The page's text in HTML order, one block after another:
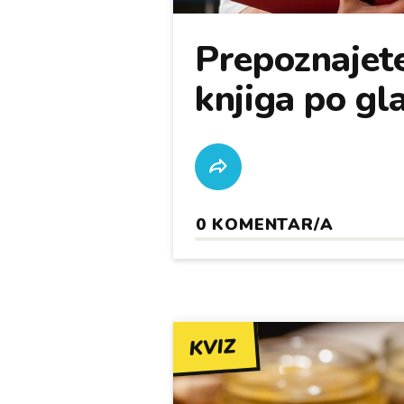
knjiga po
0 KOMENTAR/A
KVIZ